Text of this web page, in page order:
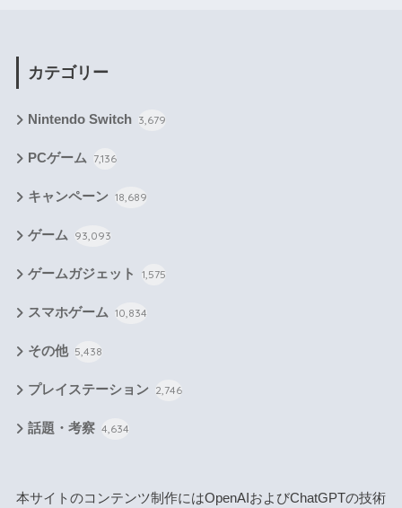
カテゴリー
Nintendo Switch 3,679
PCゲーム 7,136
キャンペーン 18,689
ゲーム 93,093
ゲームガジェット 1,575
スマホゲーム 10,834
その他 5,438
プレイステーション 2,746
話題・考察 4,634
本サイトのコンテンツ制作にはOpenAIおよびChatGPTの技術